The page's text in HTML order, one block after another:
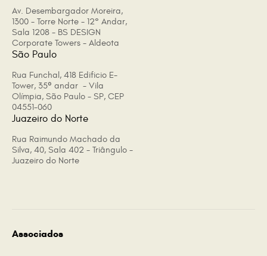
Av. Desembargador Moreira,
1300 - Torre Norte - 12° Andar,
Sala 1208 - BS DESIGN
Corporate Towers - Aldeota
São Paulo
Rua Funchal, 418 Edificio E-
Tower, 35º andar - Vila
Olímpia, São Paulo - SP, CEP
04551-060
Juazeiro do Norte
Rua Raimundo Machado da
Silva, 40, Sala 402 - Triângulo -
Juazeiro do Norte
Associados